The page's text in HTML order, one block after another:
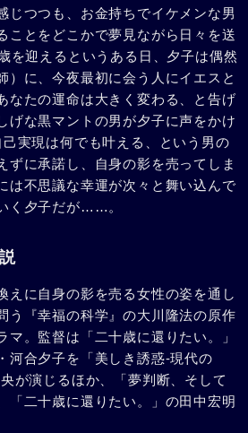
じつつも、お金持ちでイケメンな男
ことをどこかで夢見ながら日々を送
を迎えるというある日、夕子は偶然
）に、今夜最初に会う人にイエスと
なたの運命は大きく変わる、と告げ
げな黒マントの男が夕子に声をかけ
実現は何でも叶える、という男の
ずに承諾し、自身の影を売ってしま
は不思議な幸運が次々と舞い込んで
く夕子だが……。
えに自身の影を売る女性の姿を通し
う『幸福の科学』の大川隆法の原作
マ。監督は「二十歳に還りたい。」
河合夕子を「美しき誘惑-現代の
が演じるほか、「夢判断、そして
「二十歳に還りたい。」の田中宏明